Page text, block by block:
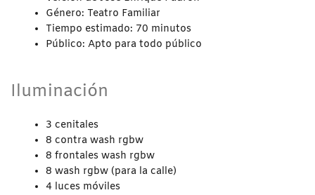
Género: Teatro Familiar
Tiempo estimado: 70 minutos
Público: Apto para todo público
Iluminación
3 cenitales
8 contra wash rgbw
8 frontales wash rgbw
8 wash rgbw (para la calle)
4 luces móviles